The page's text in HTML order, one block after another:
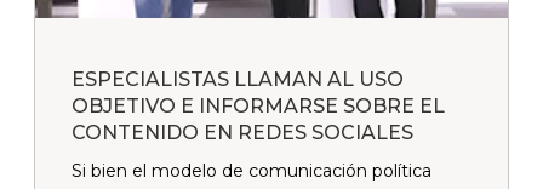
ESPECIALISTAS LLAMAN AL USO
OBJETIVO E INFORMARSE SOBRE EL
CONTENIDO EN REDES SOCIALES
Si bien el modelo de comunicación política